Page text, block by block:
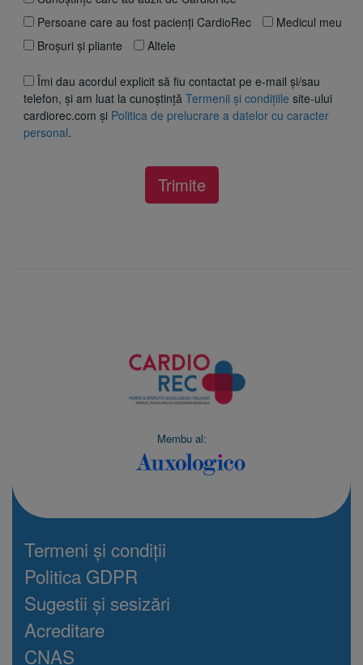
Persoane care au fost pacienți CardioRec
Medicul meu
Broșuri și pliante
Altele
Îmi dau acordul explicit să fiu contactat pe e-mail și/sau
telefon, și am luat la cunoștință Termenii și condițiile site-ului
cardiorec.com și Politica de prelucrare a datelor cu caracter
personal.
Membu al:
Termeni și condiții
Politica GDPR
Sugestii și sesizări
Acreditare
CNAS